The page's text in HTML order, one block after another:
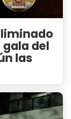
gala del
las